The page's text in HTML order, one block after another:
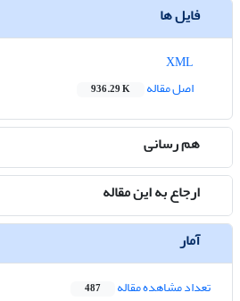
فایل ها
اصل مقاله
936.29 K
هم رسانی
ارجاع به این مقاله
آمار
تعداد مشاهده مقاله 487